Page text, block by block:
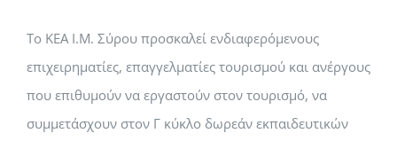
Το ΚΕΑ Ι.Μ. Σύρου προσκαλεί ενδιαφερόμενους
επιχειρηματίες, επαγγελματίες τουρισμού και ανέργους
που επιθυμούν να εργαστούν στον τουρισμό, να
συμμετάσχουν στον Γ κύκλο δωρεάν εκπαιδευτικών